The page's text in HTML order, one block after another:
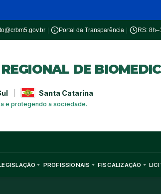
| Portal da Transparência | RS:
DE
Santa Catarina
e protegendo a sociedade.
PROFISSIONAIS FISCALIZAÇÃO